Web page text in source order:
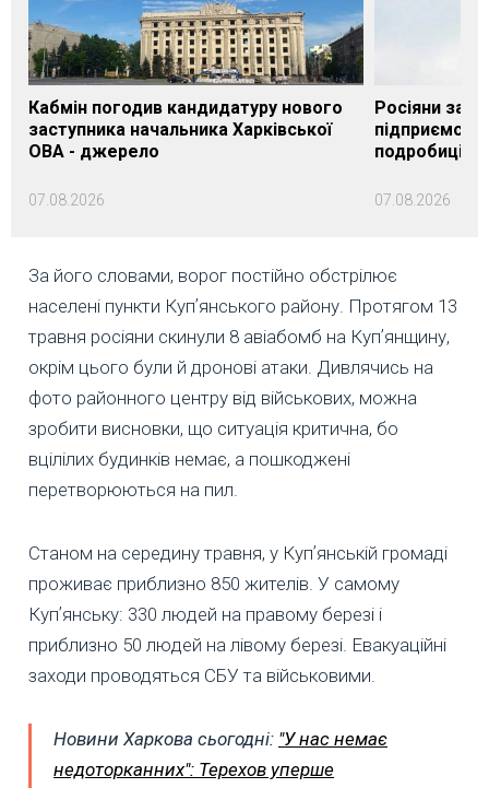
Кабмін погодив кандидатуру нового
заступника начальника Харківської
ОВА - джерело
07.08.2026
Росіяни
подробиці
07.08.2026
За його словами, ворог постійно обстрілює
населені пункти Купʼянського району. Протягом 13
травня росіяни скинули 8 авіабомб на Купʼянщину,
окрім цього були й дронові атаки. Дивлячись на
фото районного центру від військових, можна
зробити висновки, що ситуація критична, бо
вцілілих будинків немає, а пошкоджені
перетворюються на пил.
Станом на середину травня, у Купʼянській громаді
проживає приблизно 850 жителів. У самому
Купʼянську: 330 людей на правому березі і
приблизно 50 людей на лівому березі. Евакуаційні
заходи проводяться СБУ та військовими.
Новини Харкова сьогодні: "У нас немає
недоторканних": Терехов уперше